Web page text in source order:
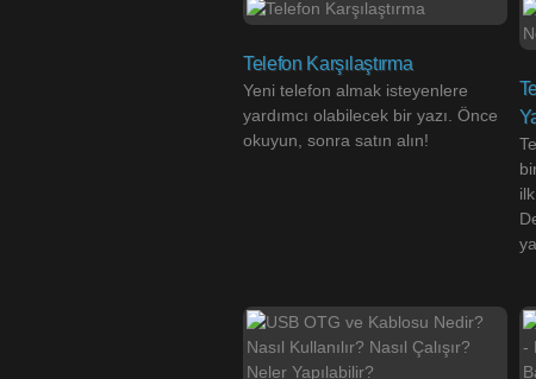
Telefon Karşılaştırma
Yeni telefon almak isteyenlere
yardımcı olabilecek bir yazı. Önce
okuyun, sonra satın alın!